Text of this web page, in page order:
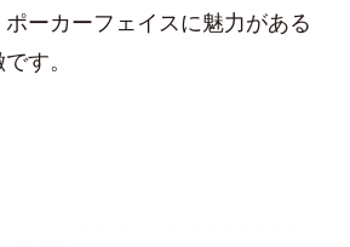
ーカーフェイスに魅力がある
す。